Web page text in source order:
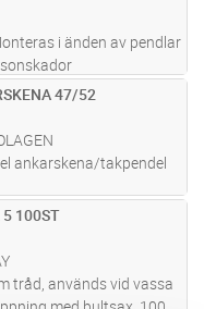
i änden av pendlar
47/52
ankarskena/takpendel
100ST
tråd, används vid vassa